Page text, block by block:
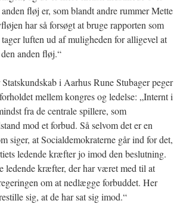
fløj er, som blandt andre rummer Mette
har så forsøgt at bruge rapporten som
luften ud af muligheden for alligevel at
anden fløj.“
i Aarhus Rune Stubager peger
mellem kongres og ledelse: „Internt i
fra de centrale spillere, som
mod et forbud. Så selvom det er en
siger, at Socialdemokraterne går ind for det,
ledende kræfter jo imod den beslutning.
ledende kræfter, der har været med til at
om at nedlægge forbuddet. Her
sig, at de har sat sig imod.“